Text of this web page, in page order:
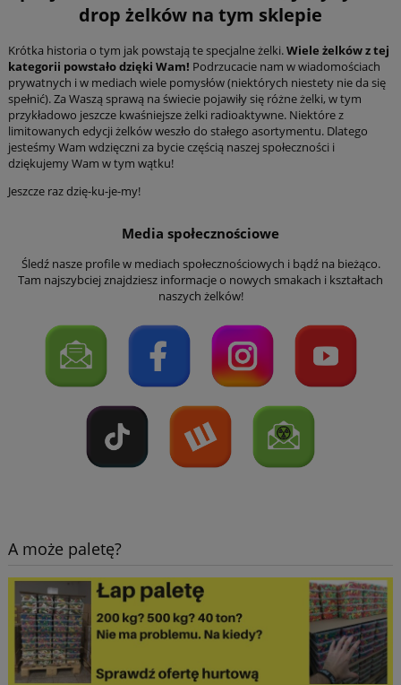
drop żelków na tym sklepie
Krótka historia o tym jak powstają te specjalne żelki.Wiele żelków z tej
kategorii powstało dzięki Wam! Podrzucacie nam w wiadomościach
prywatnych i w mediach wiele pomysłów (niektórych niestety nie da się
spełnić). Za Waszą sprawą na świecie pojawiły się różne żelki, w tym
przykładowo jeszcze kwaśniejsze żelki radioaktywne. Niektóre z
limitowanych edycji żelków weszło do stałego asortymentu. Dlatego
jesteśmy Wam wdzięczni za bycie częścią naszej społeczności i
dziękujemy Wam w tym wątku!
Jeszcze raz dzię-ku-je-my!
Media społecznościowe
Śledź nasze profile w mediach społecznościowych i bądź na bieżąco.
Tam najszybciej znajdziesz informacje o nowych smakach i kształtach
naszych żelków!
A może paletę?